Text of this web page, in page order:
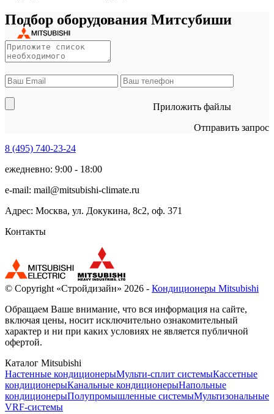
Подбор оборудования Митсубиши
Приложить файлы
Отправить запрос
8 (495) 740-23-24
ежедневно: 9:00 - 18:00
e-mail: mail@mitsubishi-climate.ru
Адрес: Москва, ул. Докукина, 8с2, оф. 371
Контакты
© Copyright «Стройдизайн» 2026 - Кондиционеры Mitsubishi
Обращаем Ваше внимание, что вся информация на сайте,
включая цены, носит исключительно ознакомительный
характер и ни при каких условиях не является публичной
офертой.
Каталог Mitsubishi
Настенные кондиционерыМульти-сплит системыКассетные
кондиционерыКанальные кондиционерыНапольные
кондиционерыПолупромышленные системыМультизональные
VRF-системы